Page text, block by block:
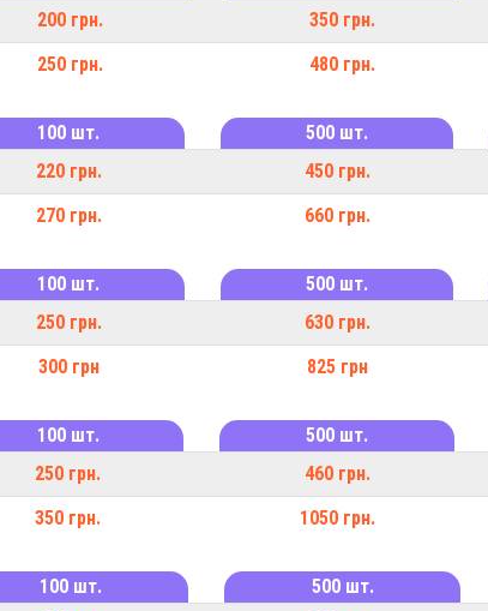
200 грн. 350 грн.
250 грн. 480 грн.
100 шт. 500 шт.
220 грн. 450 грн.
270 грн. 660 грн.
100 шт. 500 шт.
250 грн. 630 грн.
300 грн 825 грн
100 шт. 500 шт.
250 грн. 460 грн.
350 грн. 1050 грн.
100 шт. 500 шт.